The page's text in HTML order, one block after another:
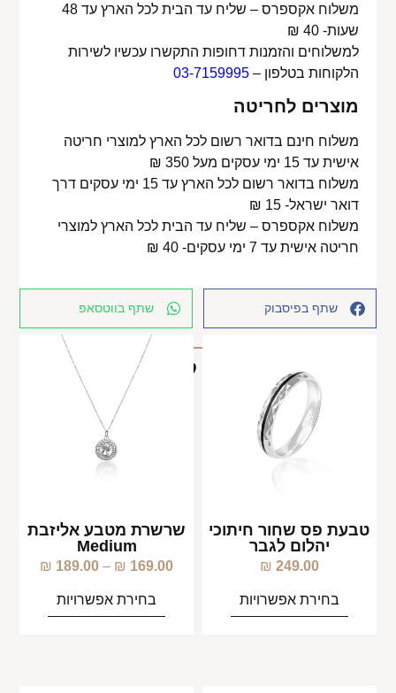
משלוח אקספרס – שליח עד הבית לכל הארץ עד 48
שעות- 40 ₪
למשלוחים והזמנות דחופות התקשרו עכשיו לשירות
הלקוחות בטלפון –03-7159995
מוצרים לחריטה
משלוח חינם בדואר רשום לכל הארץ למוצרי חריטה
אישית עד 15 ימי עסקים מעל 350 ₪
משלוח בדואר רשום לכל הארץ עד 15 ימי עסקים דרך
דואר ישראל- 15 ₪
משלוח אקספרס – שליח עד הבית לכל הארץ למוצרי
חריטה אישית עד 7 ימי עסקים- 40 ₪
שתף בפיסבוק שתף בווטסאפ
מוצרים קשורים
טבעת פס שחור חיתוכי
יהלום לגבר
249.00
₪
בחירת אפשרויות
שרשרת מטבע אליזבת
Medium
169.00
₪
–
189.00
₪
בחירת אפשרויות